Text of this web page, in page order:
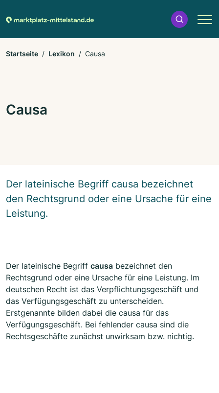
Startseite Lexikon Causa
Causa
Der lateinische Begriff causa bezeichnet
den Rechtsgrund oder eine Ursache für eine
Leistung.
Der lateinische Begriff causa bezeichnet den
Rechtsgrund oder eine Ursache für eine Leistung. Im
deutschen Recht ist das Verpflichtungsgeschäft und
das Verfügungsgeschäft zu unterscheiden.
Erstgenannte bilden dabei die causa für das
Verfügungsgeschäft. Bei fehlender causa sind die
Rechtsgeschäfte zunächst unwirksam bzw. nichtig.